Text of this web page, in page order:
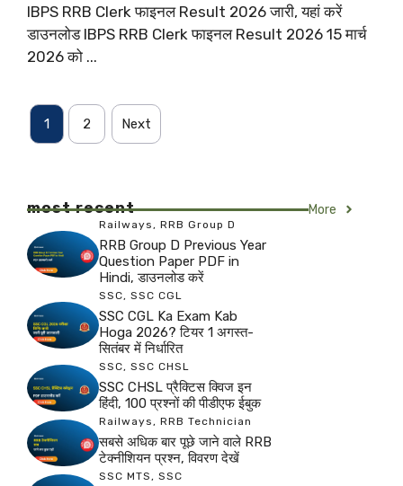
IBPS RRB Clerk फाइनल Result 2026 जारी, यहां करें
डाउनलोड IBPS RRB Clerk फाइनल Result 2026 15 मार्च
2026 को ...
1 2 Next
most recent More
Railways , RRB Group D
RRB Group D Previous Year
Question Paper PDF in
Hindi, डाउनलोड करें
SSC, SSC CGL
SSC CGL Ka Exam Kab
Hoga 2026? टियर 1 अगस्त-
सितंबर में निर्धारित
SSC, SSC CHSL
SSC CHSL प्रैक्टिस क्विज इन
हिंदी, 100 प्रश्नों की पीडीएफ ईबुक
Railways , RRB Technician
सबसे अधिक बार पूछे जाने वाले RRB
टेक्नीशियन प्रश्न, विवरण देखें
SSC MTS , SSC